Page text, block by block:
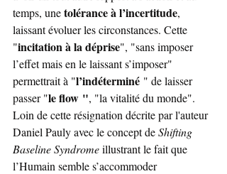
temps, une tolérance à l’incertitude,
laissant évoluer les circonstances. Cette
"incitation à la déprise", "sans imposer
l’effet mais en le laissant s’imposer"
permettrait à "l’indéterminé " de laisser
passer "le flow ", "la vitalité du monde".
Loin de cette résignation décrite par l'auteur
Daniel Pauly avec le concept de Shifting
Baseline Syndrome illustrant le fait que
l’Humain semble s’accommoder